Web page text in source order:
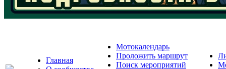
Главная
Мотокалендарь
Проложить маршрут
Поиск мероприятий